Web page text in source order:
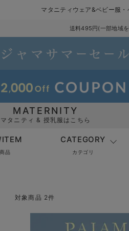
マタニティウェア&ベビー服・
送料495円(一部地域
MATERNITY
マタニティ & 授乳服はこちら
品
CATEGORY
カテゴリ
対象商品 2件